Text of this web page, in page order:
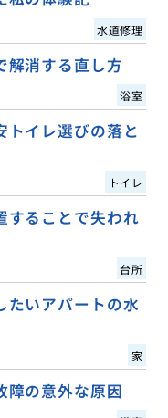
水道修理
解消する直し方
浴室
トイレ選びの落と
トイレ
することで失われ
台所
たいアパートの水
家
障の意外な原因